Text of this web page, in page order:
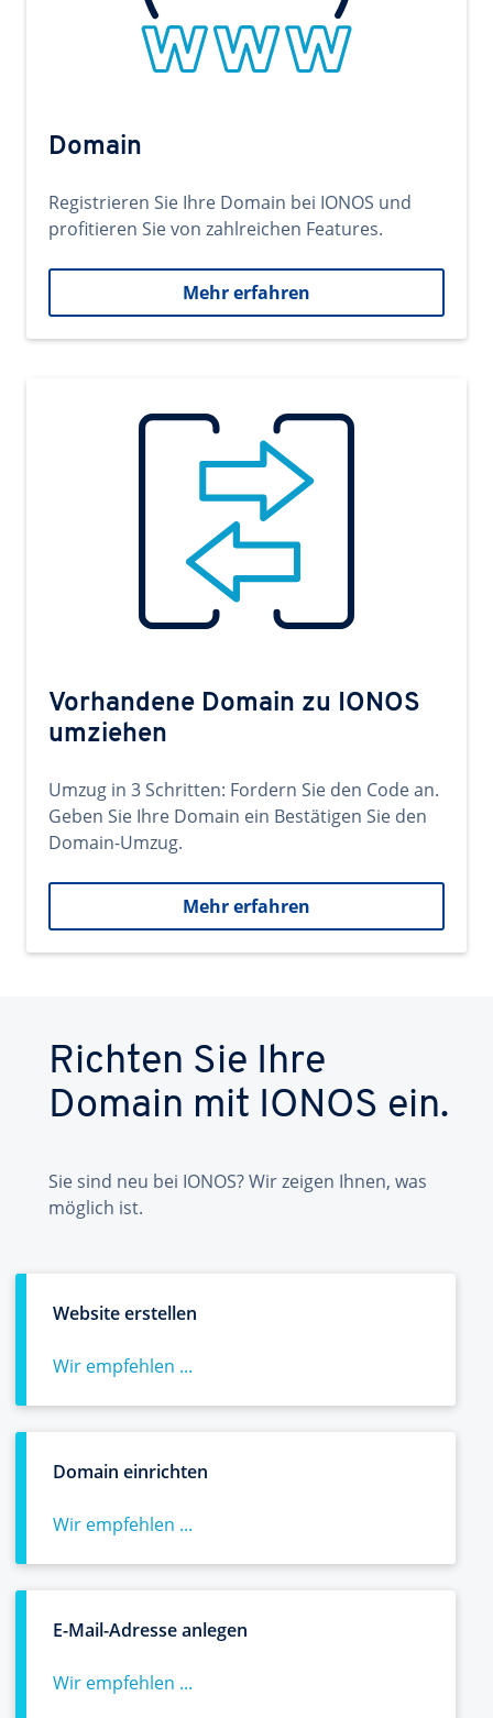
Domain
Registrieren Sie Ihre Domain bei IONOS und
profitieren Sie von zahlreichen Features.
Mehr erfahren
Vorhandene Domain zu IONOS
umziehen
Umzug in 3 Schritten: Fordern Sie den Code an.
Geben Sie Ihre Domain ein Bestätigen Sie den
Domain-Umzug.
Mehr erfahren
Richten Sie Ihre
Domain mit IONOS ein.
Sie sind neu bei IONOS? Wir zeigen Ihnen, was
möglich ist.
Website erstellen
Wir empfehlen ...
Domain einrichten
Wir empfehlen ...
E-Mail-Adresse anlegen
Wir empfehlen ...